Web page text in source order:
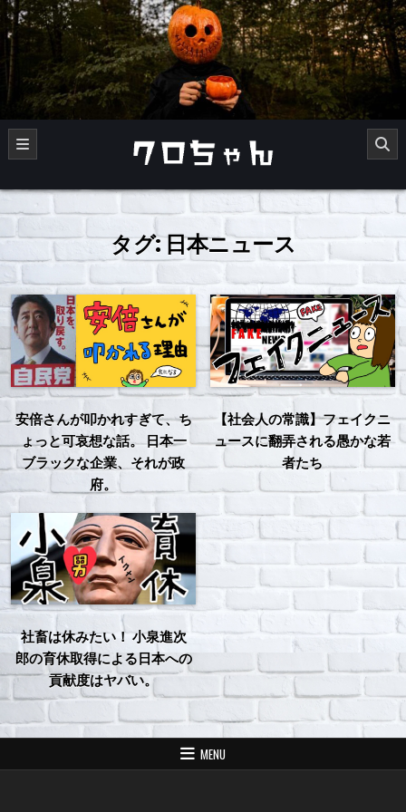
Skip
to
content
くろチャンネル
タグ:日本ニュース
安倍さんが叩かれすぎて、ち
ょっと可哀想な話。 日本一
ブラックな企業、それが政
府。
【社会人の常識】フェイクニ
ュースに翻弄される愚かな若
者たち
社畜は休みたい！ 小泉進次
郎の育休取得による日本への
貢献度はヤバい。
MENU